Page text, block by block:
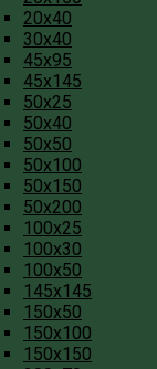
20x40
30x40
45x95
45x145
50x25
50x40
50x50
50x100
50x150
50x200
100x25
100x30
100x50
145x145
150x50
150x100
150x150